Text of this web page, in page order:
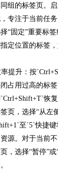
组的标签页。
专注于当前任
“固定”重要标
定位置的标签
提升：按
占用过高的标
恢
页，选择“从左
至`5`快捷
源。对于当前
，选择“暂停”